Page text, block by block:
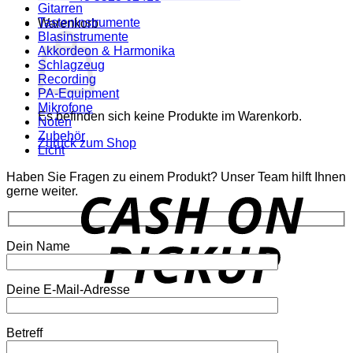
Warenkorb
Es befinden sich keine Produkte im Warenkorb.
Zurück zum Shop
Gitarren
Tasteninstrumente
Blasinstrumente
Akkordeon & Harmonika
Schlagzeug
Recording
PA-Equipment
Mikrofone
Noten
Zubehör
Licht
Haben Sie Fragen zu einem Produkt? Unser Team hilft Ihnen
gerne weiter.
Dein Name
Deine E-Mail-Adresse
Betreff